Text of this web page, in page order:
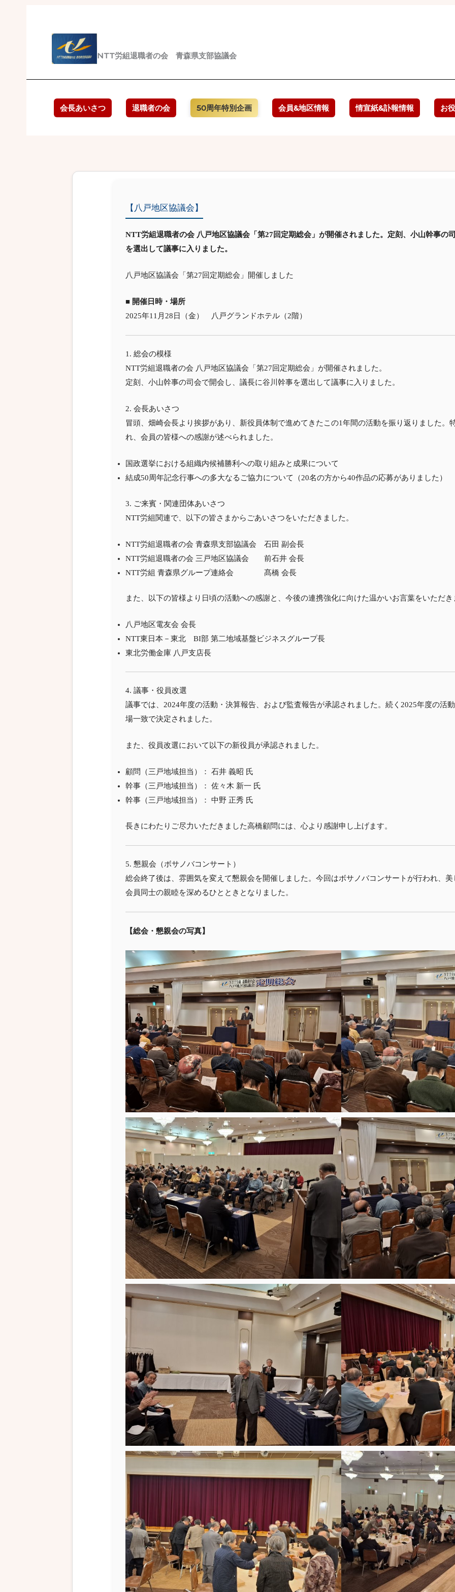
NTT労組退職者の会 青森県支部協議会
会長あいさつ 退職者の会 50周年特別企画 会員&地区情報 情宣紙&訃報情報 お
【八戸地区協議会】
NTT労組退職者の会 八戸地区協議会「第27回定期総会」が開催されました。定刻、小山幹事の
を選出して議事に入りました。
八戸地区協議会「第27回定期総会」開催しました
■ 開催日時・場所
2025年11月28日（金） 八戸グランドホテル（2階）
1. 総会の模様
NTT労組退職者の会 八戸地区協議会「第27回定期総会」が開催されました。
定刻、小山幹事の司会で開会し、議長に谷川幹事を選出して議事に入りました。
2. 会長あいさつ
冒頭、畑崎会長より挨拶があり、新役員体制で進めてきたこの1年間の活動を振り返りました。
れ、会員の皆様への感謝が述べられました。
国政選挙における組織内候補勝利への取り組みと成果について
結成50周年記念行事への多大なるご協力について（20名の方から40作品の応募がありました）
3. ご来賓・関連団体あいさつ
NTT労組関連で、以下の皆さまからごあいさつをいただきました。
NTT労組退職者の会 青森県支部協議会 石田 副会長
NTT労組退職者の会 三戸地区協議会 前石井 会長
NTT労組 青森県グループ連絡会 髙橋 会長
また、以下の皆様より日頃の活動への感謝と、今後の連携強化に向けた温かいお言葉をいただき
八戸地区電友会 会長
NTT東日本－東北 BI部 第二地域基盤ビジネスグループ長
東北労働金庫 八戸支店長
4. 議事・役員改選
議事では、2024年度の活動・決算報告、および監査報告が承認されました。続く2025年度の活
場一致で決定されました。
また、役員改選において以下の新役員が承認されました。
顧問（三戸地域担当）： 石井 義昭 氏
幹事（三戸地域担当）： 佐々木 新一 氏
幹事（三戸地域担当）： 中野 正秀 氏
長きにわたりご尽力いただきました高橋顧問には、心より感謝申し上げます。
5. 懇親会（ボサノバコンサート）
総会終了後は、雰囲気を変えて懇親会を開催しました。今回はボサノバコンサートが行われ、
会員同士の親睦を深めるひとときとなりました。
【総会・懇親会の写真】